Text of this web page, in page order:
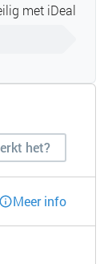
met iDeal
het?
Meer info